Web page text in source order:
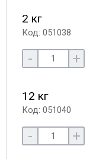
2 кг
Код: 051038
- +
12 кг
Код: 051040
- +